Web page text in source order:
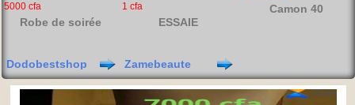
5000 cfa
Robe de soirée
Dodobestshop
1 cfa
ESSAIE
Zamebeaute
Camon 40